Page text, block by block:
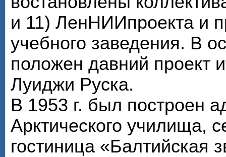
и 11) ЛенНИИпроекта и
учебного заведения. В
положен давний проект
Луиджи Руска.
В 1953 г. был построен
Арктического училища,
гостиница «Балтийская